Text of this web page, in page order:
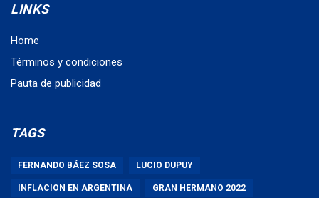
LINKS
Home
Términos y condiciones
Pauta de publicidad
TAGS
FERNANDO BÁEZ SOSA LUCIO DUPUY
INFLACION EN ARGENTINA GRAN HERMANO 2022